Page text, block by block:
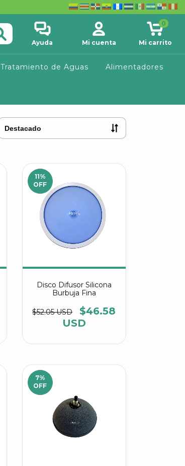
Ayuda Mi cuenta Mi carrito
0
Tratamiento de Aguas Alimentadores
11%
OFF
Disco Difusor Silicona
Burbuja Fina
$52.05 USD
$46.58
USD
7%
OFF